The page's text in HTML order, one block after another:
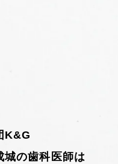
K&G
城の歯科医師は